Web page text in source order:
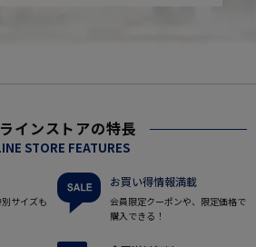
インストアの特長
STORE FEATURES
サイズも
お買い得情報満載
会員限定クーポンや、限定価格で
購入できる！